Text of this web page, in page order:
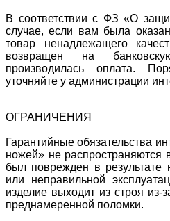
В соответствии с ФЗ «О
случае, если вам была
товар ненадлежащего
возвращен на
производилась оплата.
уточняйте у администрации
ОГРАНИЧЕНИЯ
Гарантийные обязательства
ножей» не распространяются
был поврежден в результате
или неправильной
изделие выходит из строя из-
преднамеренной поломки.